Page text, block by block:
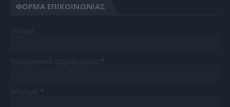
ΦΌΡΜΑ ΕΠΙΚΟΙΝΩΝΊΑΣ